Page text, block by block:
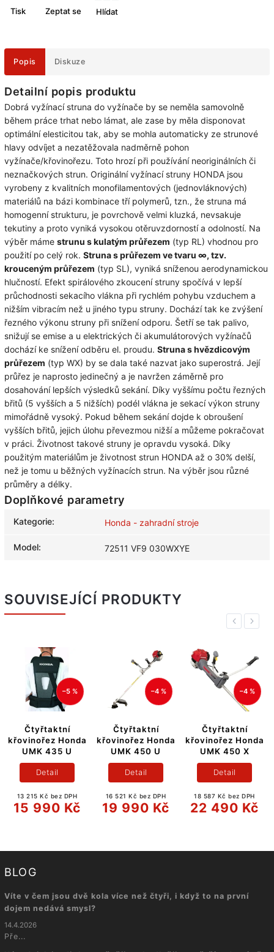
Tisk Zeptat se Hlídat
Popis Diskuze
Detailní popis produktu
Dobrá vyžínací struna do vyžínače by se neměla samovolně
během práce trhat nebo lámat, ale zase by měla disponovat
optimální elesticitou tak, aby se mohla automaticky ze strunové
hlavy odvíjet a nezatěžovala nadměrně pohon
vyžínače/křovinořezu. Toto hrozí při používání neoriginálních či
neznačkových strun. Originální vyžínací struny HONDA jsou
vyrobeny z kvalitních monofilamentových (jednovláknových)
materiálů na bázi kombinace tří polymerů, tzn., že struna má
homogenní strukturu, je povrchově velmi kluzká, nevsakuje
tekutiny a proto vyniká vysokou otěruvzdorností a odolností. Na
výběr máme strunu s kulatým průřezem (typ RL) vhodnou pro
použití po celý rok. Struna s průřezem ve tvaru ∞, tzv.
krouceným průřezem (typ SL), vyniká sníženou aerodynamickou
hlučností. Efekt spirálového zkoucení struny spočívá v lepší
průchodnosti sekacího vlákna při rychlém pohybu vzduchem a
nižším vibracím než u jiného typu struny. Dochází tak ke zvýšení
řezného výkonu struny při snížení odporu. Šetří se tak palivo,
snižují se emise a u elektrických či akumulátorových vyžínačů
dochází ke snížení odběru el. proudu. Struna s hvězdicovým
průřezem (typ WX) by se dala také nazvat jako superostrá. Její
průřez je naprosto jedinečný a je navržen záměrně pro
dosahování lepších výsledků sekání. Díky vyššímu počtu řezných
břitů (5 vyšších a 5 nižších) podél vlákna je sekací výkon struny
mimořádně vysoký. Pokud během sekání dojde k obroušení
vyšších břitů, jejich úlohu převezmou nižší a můžeme pokračovat
v práci. Životnost takové struny je opravdu vysoká. Díky
použitým materiálům je životnost strun HONDA až o 30% delší,
než je tomu u běžných vyžínacích strun. Na výběr jsou různé
průměry a délky.
Doplňkové parametry
Kategorie: Honda - zahradní stroje
Model: 72511 VF9 030WXYE
SOUVISEJÍCÍ PRODUKTY
Previous
Čtyřtaktní
křovinořez Honda
UMK 450 U
16 521 Kč bez DPH
19 990 Kč
Čtyřtaktní
křovinořez Honda
UMK 450 X
18 587 Kč bez DPH
22 490 Kč
Čtyřtaktní
křovinořez
UMR 450
16 521 Kč bez
19 990
Next
BLOG
Víte v čem jsou dvě kola více než čtyři, i když to na první
dojem nedává smysl?
14.4.2026
Pře...